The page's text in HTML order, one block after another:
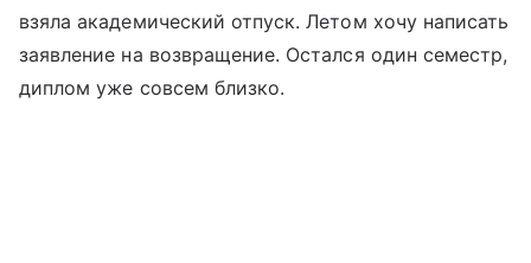
взяла академический отпуск. Летом хочу написать
заявление на возвращение. Остался один семестр,
диплом уже совсем близко.